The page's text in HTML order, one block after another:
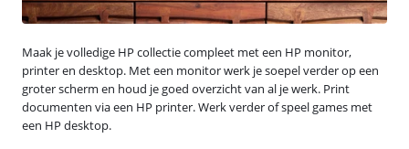
Maak je volledige HP collectie compleet met een HP monitor,
printer en desktop. Met een monitor werk je soepel verder op een
groter scherm en houd je goed overzicht van al je werk. Print
documenten via een HP printer. Werk verder of speel games met
een HP desktop.